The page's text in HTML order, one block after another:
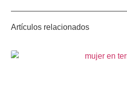
Artículos relacionados